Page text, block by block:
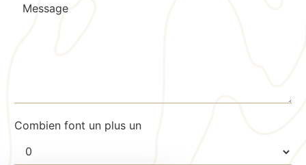
Combien font un plus un